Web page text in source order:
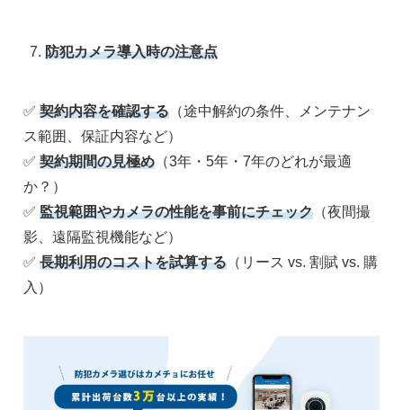
防犯カメラ導入時の注意点
✅契約内容を確認する （途中解約の条件、メンテナン
ス範囲、保証内容など）
✅契約期間の見極め （3年・5年・7年のどれが最適
か？）
✅監視範囲やカメラの性能を事前にチェック （夜間撮
影、遠隔監視機能など）
✅長期利用のコストを試算する （リース vs. 割賦 vs. 購
入）